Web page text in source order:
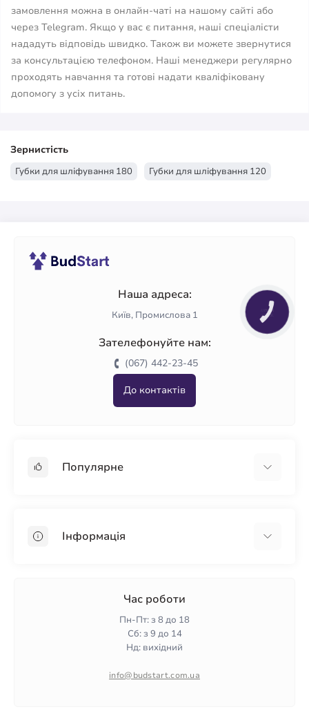
замовлення можна в онлайн-чаті на нашому сайті або
через Telegram. Якщо у вас є питання, наші спеціалісти
нададуть відповідь швидко. Також ви можете звернутися
за консультацією телефоном. Наші менеджери регулярно
проходять навчання та готові надати кваліфіковану
допомогу з усіх питань.
Зернистість
Губки для шліфування 180 Губки для шліфування 120
Наша адреса:
Київ, Промислова 1
Зателефонуйте нам:
(067) 442-23-45
До контактів
Популярне
ПінопластІнформація
Гарантія та повернення
Політика конфіденційності
Час роботи
Пн-Пт: з 8 до 18
Сб: з 9 до 14
Нд: вихідний
info@budstart.com.ua
КНОПКА
ЗВ'ЯЗКУ